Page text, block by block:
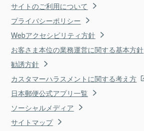
サイトのご利用について
プライバシーポリシー
Webアクセシビリティ方針
お客さま本位の業務運営に関する基本方針
勧誘方針
カスタマーハラスメントに関する考え方
日本郵便公式アプリ一覧
ソーシャルメディア
サイトマップ